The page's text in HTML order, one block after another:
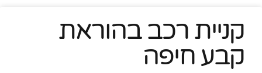
קניית רכב בהוראת
קבע חיפה